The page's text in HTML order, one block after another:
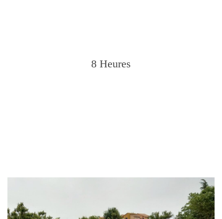
8 Heures